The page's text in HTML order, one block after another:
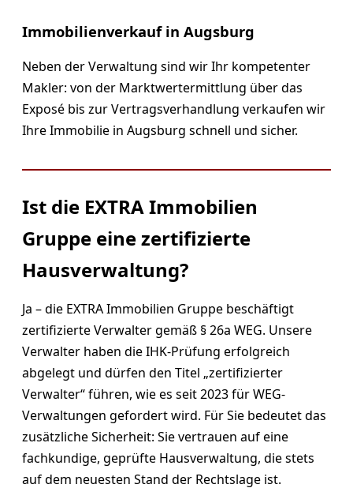
Immobilienverkauf in Augsburg
Neben der Verwaltung sind wir Ihr kompetenter
Makler: von der Marktwertermittlung über das
Exposé bis zur Vertragsverhandlung verkaufen wir
Ihre Immobilie in Augsburg schnell und sicher.
Ist die EXTRA Immobilien
Gruppe eine zertifizierte
Hausverwaltung?
Ja – die EXTRA Immobilien Gruppe beschäftigt
zertifizierte Verwalter gemäß § 26a WEG. Unsere
Verwalter haben die IHK-Prüfung erfolgreich
abgelegt und dürfen den Titel „zertifizierter
Verwalter“ führen, wie es seit 2023 für WEG-
Verwaltungen gefordert wird. Für Sie bedeutet das
zusätzliche Sicherheit: Sie vertrauen auf eine
fachkundige, geprüfte Hausverwaltung, die stets
auf dem neuesten Stand der Rechtslage ist.